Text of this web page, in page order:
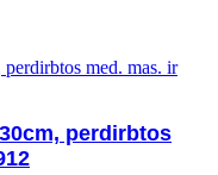
perdirbtos